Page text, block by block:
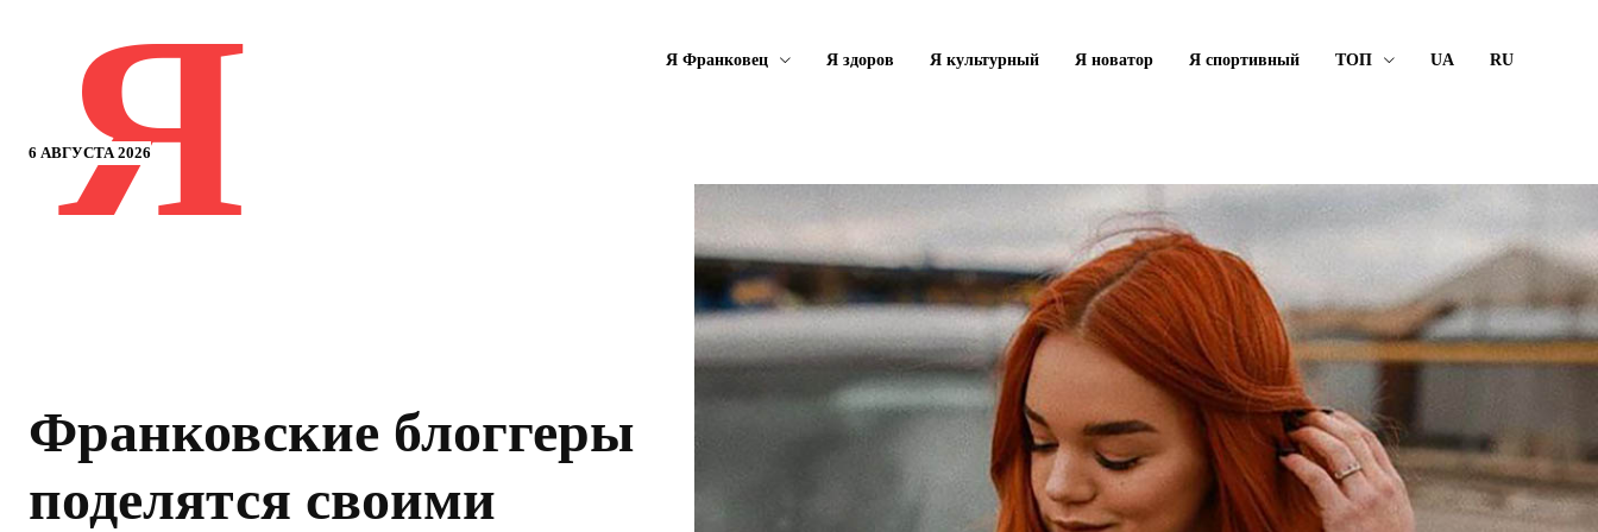
6 АВГУСТА 2026
Я Я Франковец Я здоров Я культурный Я новатор Я спортивный ТОП UA RU
Франковские блоггеры
поделятся своими